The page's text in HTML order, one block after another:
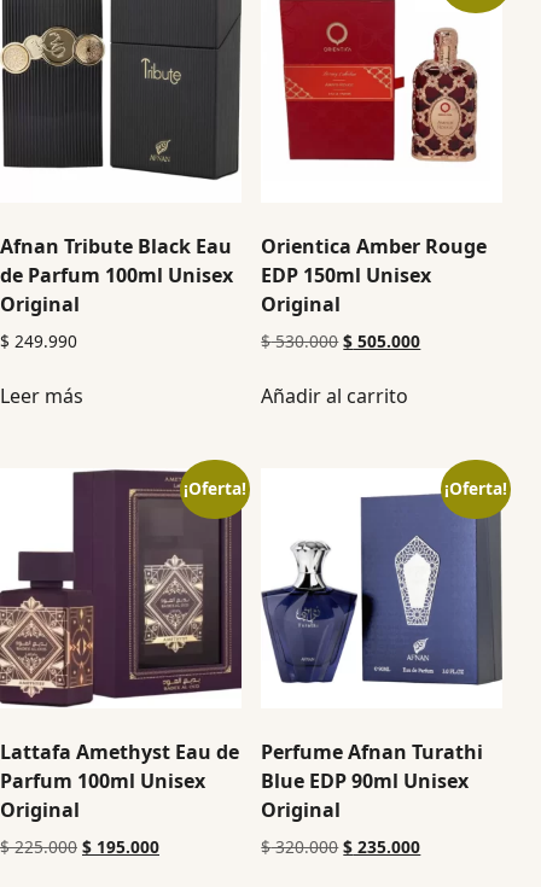
Afnan Tribute Black Eau
de Parfum 100ml Unisex
Original
$ 249.990
Leer más
Orientica Amber Rouge
EDP 150ml Unisex
Original
$530.000 $ 505.000
Añadir al carrito
¡Oferta!
Lattafa Amethyst Eau de
Parfum 100ml Unisex
Original
$225.000 $ 195.000
¡Oferta!
Perfume Afnan Turathi
Blue EDP 90ml Unisex
Original
$320.000 $ 235.000